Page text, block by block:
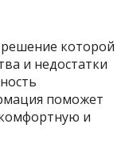
которой
и недостатки
поможет
и